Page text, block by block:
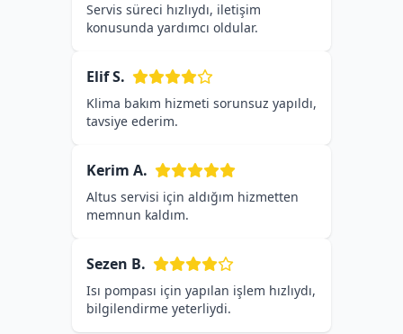
Servis süreci hızlıydı, iletişim
konusunda yardımcı oldular.
Elif S.
Klima bakım hizmeti sorunsuz yapıldı,
tavsiye ederim.
Kerim A.
Altus servisi için aldığım hizmetten
memnun kaldım.
Sezen B.
Isı pompası için yapılan işlem hızlıydı,
bilgilendirme yeterliydi.